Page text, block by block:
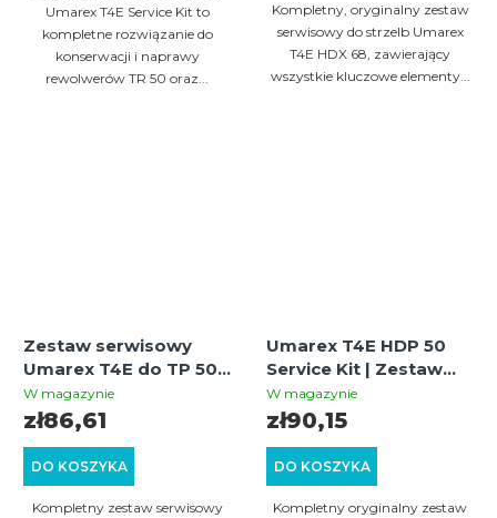
Umarex T4E Service Kit to
kompletne rozwiązanie do
konserwacji i naprawy
rewolwerów TR 50 oraz...
Kompletny, oryginalny zestaw
serwisowy do strzelb Umarex
T4E HDX 68, zawierający
wszystkie kluczowe elementy...
Zestaw serwisowy
Umarex T4E do TP 50 /
HDP 50 (Gen1 i Gen2)
W magazynie
DO KOSZYKA
zł86,61
Kompletny zestaw serwisowy
Umarex T4E HDP 50
Service Kit | Zestaw
serwisowy do TP50 /
HDR50
W magazynie
DO KOSZYKA
zł90,15
Kompletny oryginalny zestaw